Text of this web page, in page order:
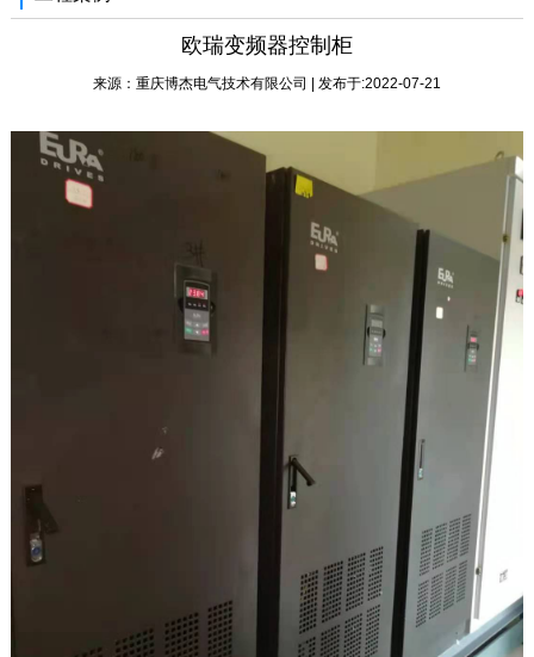
欧瑞变频器控制柜
来源： 重庆博杰电气技术有限公司 | 发布于:2022-07-21